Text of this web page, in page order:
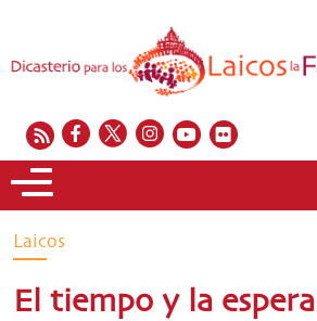
Laicos
El tiempo y la